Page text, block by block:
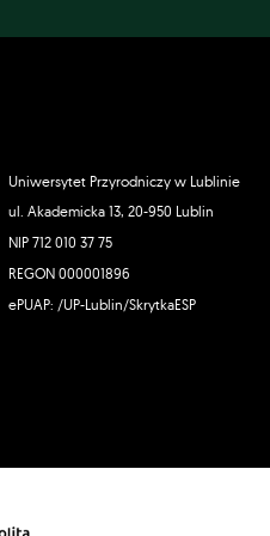
Uniwersytet Przyrodniczy w Lublinie
ul. Akademicka 13, 20-950 Lublin
NIP 712 010 37 75
REGON 000001896
ePUAP: /UP-Lublin/SkrytkaESP